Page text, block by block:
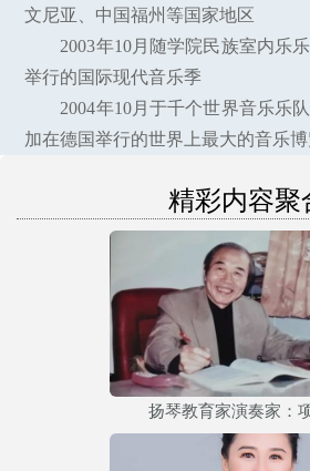
文尼亚、中国福州等国家地区
2003年10月随学院民族室内乐
举行的国际现代音乐季
2004年10月于千个世界音乐乐
加在德国举行的世界上最大的音乐博
精彩内容聚
扬琴教育家演奏家：